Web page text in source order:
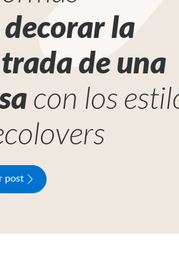
decorar la
de una
con los
post